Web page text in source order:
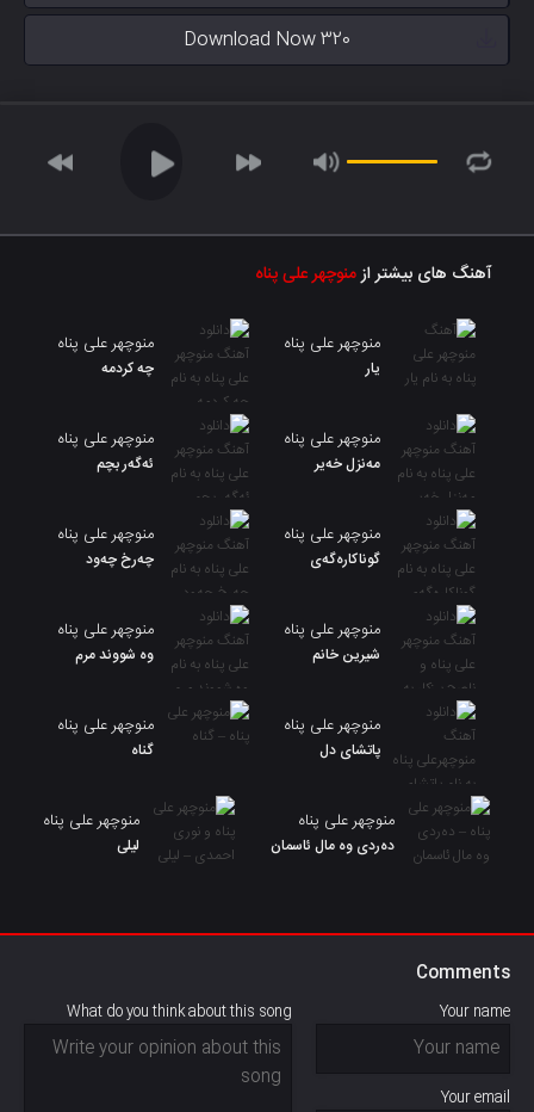
Download Now 320
آهنگ های بیشتر ازمنوچهر علی پناه
منوچهر علی پناه
یار
منوچهر علی پناه
چه کردمه
منوچهر علی پناه
مەنزل خەیر
منوچهر علی پناه
ئەگەر بچم
منوچهر علی پناه
گوناکارەگەی
منوچهر علی پناه
چەرخ چەود
منوچهر علی پناه
شیرین خانم
منوچهر علی پناه
وه شووند مرم
منوچهر علی پناه
پاتشای دل
منوچهر علی پناه
گناه
منوچهر علی پناه
دەردی وە مال ئاسمان
منوچهر علی پناه
لیلی
Comments
Your name
Your email
What do you think about this song